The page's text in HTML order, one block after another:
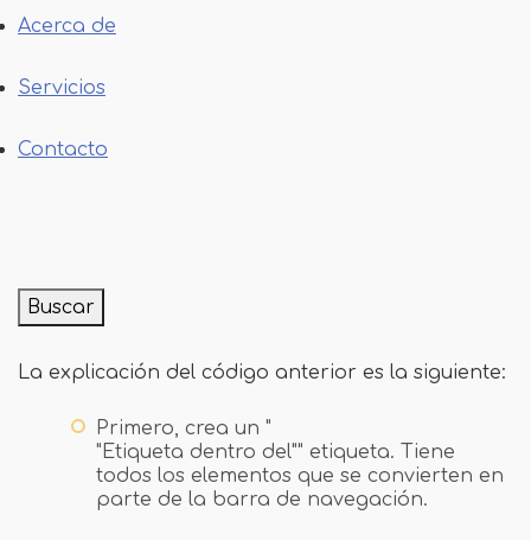
Acerca de
Servicios
Contacto
Buscar
La explicación del código anterior es la siguiente:
Primero, crea un "
"Etiqueta dentro del"" etiqueta. Tiene
todos los elementos que se convierten en
parte de la barra de navegación.